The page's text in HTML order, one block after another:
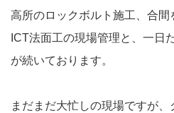
高所のロックボルト施工、合
ICT法面工の現場管理と、一日
が続いております。
まだまだ大忙しの現場ですが